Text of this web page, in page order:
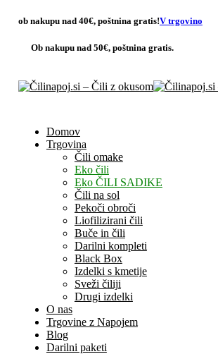
ob nakupu nad 40€, poštnina gratis!V trgovino
Ob nakupu nad 50€, poštnina gratis.
Domov
Trgovina
Čili omake
Eko čili
Eko ČILI SADIKE
Čili na sol
Pekoči obroči
Liofilizirani čili
Buče in čili
Darilni kompleti
Black Box
Izdelki s kmetije
Sveži čiliji
Drugi izdelki
O nas
Trgovine z Napojem
Blog
Darilni paketi